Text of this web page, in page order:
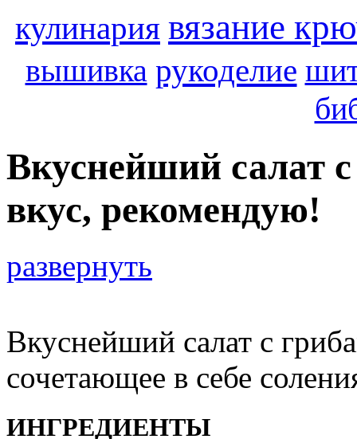
кулинария вязание
вышивка рукоделие
Вкуснейший салат
вкус, рекомендую!
развернуть
Вкуснейший салат с
сочетающее в себе
ИНГРЕДИЕНТЫ